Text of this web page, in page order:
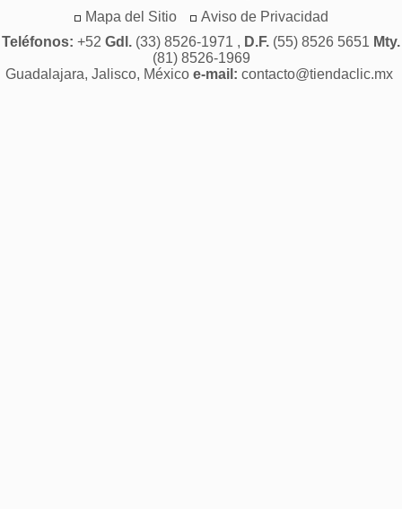
Mapa del Sitio
Aviso de Privacidad
Teléfonos: +52 Gdl. (33) 8526-1971 , D.F. (55) 8526 5651 Mty.
(81) 8526-1969
Guadalajara, Jalisco, México e-mail: contacto@tiendaclic.mx